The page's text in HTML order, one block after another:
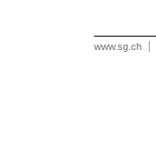
www.sg.ch